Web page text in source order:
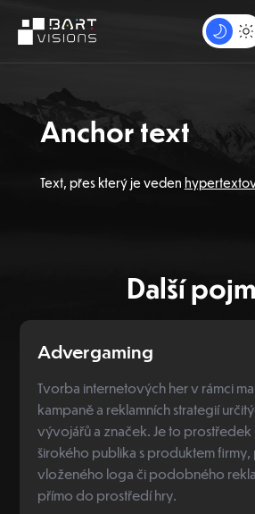
Anchor text
Text, přes který je veden
Další
Advergaming
Tvorba internetových her v rámci
kampaně a reklamních strategií
vývojářů a značek. Je to
širokého publika s produktem
vloženého loga či podobného
přímo do prostředí hry.